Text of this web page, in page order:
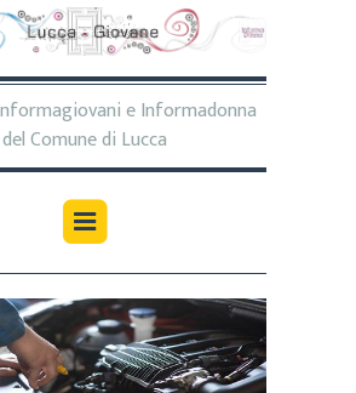
e Informadonna
del Comune di Lucca